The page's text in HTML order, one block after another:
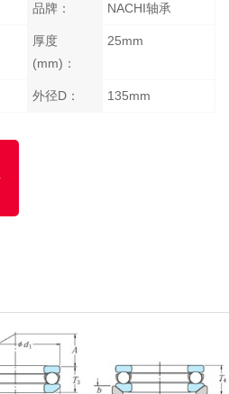
品牌： NACHI轴承
厚度
(mm)：
25mm
外径D： 135mm